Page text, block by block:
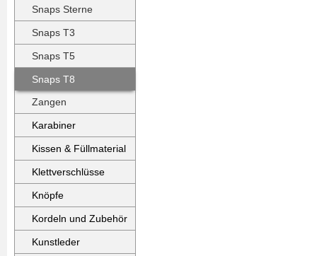
Snaps Sterne
Snaps T3
Snaps T5
Snaps T8
Zangen
Karabiner
Kissen & Füllmaterial
Klettverschlüsse
Knöpfe
Kordeln und Zubehör
Kunstleder